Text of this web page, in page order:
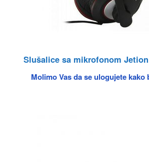
Slušalice sa mikrofonom Jetion
Molimo Vas da se ulogujete kako